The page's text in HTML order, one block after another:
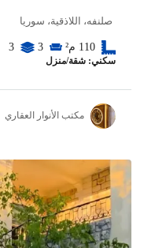
صلنفه، اللاذقية، سوريا
110 م² 3
3
سكني: شقة/منزل
مكتب الأنوار العقاري